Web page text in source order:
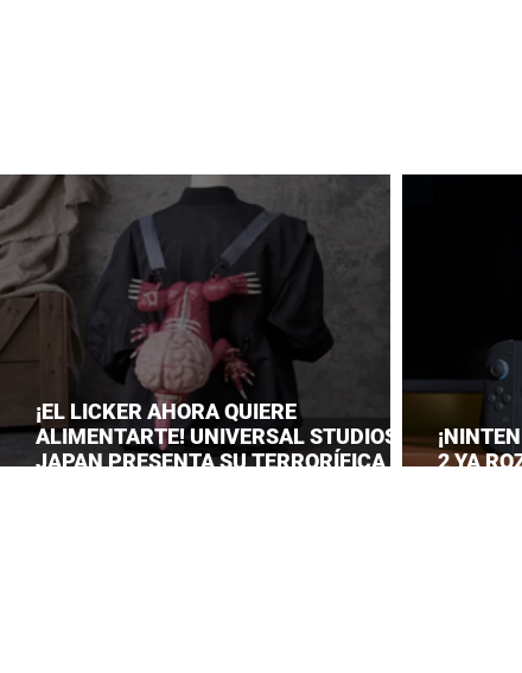
¡EL LICKER AHORA QUIERE
ALIMENTARTE! UNIVERSAL STUDIOS
JAPAN PRESENTA SU TERRORÍFICA
2 YA